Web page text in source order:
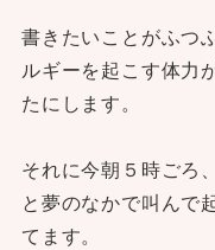
書きたいことがふつ
ルギーを起こす体力
たにします。
それに今朝５時ごろ
と夢のなかで叫んで
てます。